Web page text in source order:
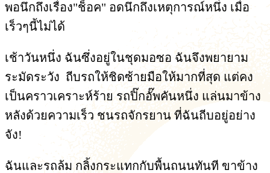
พอนึกถึงเรื่อง"ช็อค" อดนึกถึงเหตุการณ์หนึ่ง เมื่อ
เร็วๆนี้ไม่ได้
เช้าวันหนึ่ง ฉันซึ่งอยู่ในชุดมอซอ ฉันจึงพยายาม
ระมัดระวัง ถีบรถให้ชิดซ้ายมือให้มากที่สุด แต่คง
เป็นคราวเคราะห์ร้าย รถปิ๊กอั๊พคันหนึ่ง แล่นมาข้าง
หลังด้วยความเร็ว ชนรถจักรยาน ที่ฉันถีบอยู่อย่าง
จัง!
ฉันและรถล้ม กลิ้งกระแทกกับพื้นถนนทันที ขาข้าง